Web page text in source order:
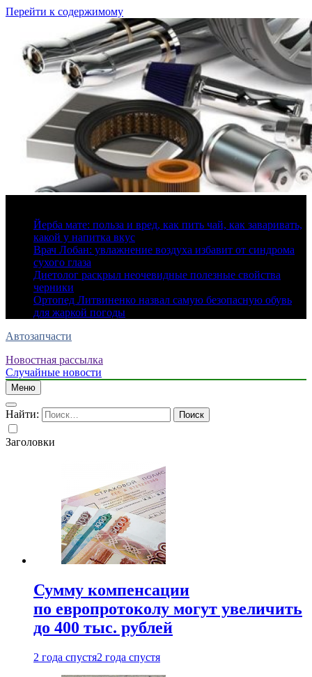
Перейти к содержимому
Йерба мате: польза и вред, как пить чай, как заваривать,
какой у напитка вкус
Врач Лобан: увлажнение воздуха избавит от синдрома
сухого глаза
Диетолог раскрыл неочевидные полезные свойства
черники
Ортопед Литвиненко назвал самую безопасную обувь
для жаркой погоды
Автозапчасти
Новостная рассылка
Случайные новости
Меню
Найти:
Заголовки
Сумму компенсации
по европротоколу могут увеличить
до 400 тыс. рублей
2 года спустя2 года спустя